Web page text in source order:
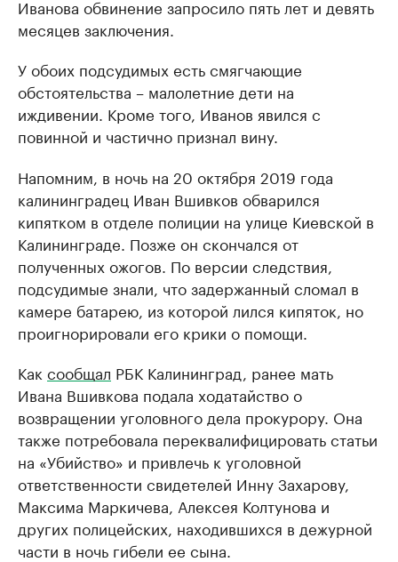
Иванова обвинение запросило пять лет и девять
месяцев заключения.
У обоих подсудимых есть смягчающие
обстоятельства – малолетние дети на
иждивении. Кроме того, Иванов явился с
повинной и частично признал вину.
Напомним, в ночь на 20 октября 2019 года
калининградец Иван Вшивков обварился
кипятком в отделе полиции на улице Киевской в
Калининграде. Позже он скончался от
полученных ожогов. По версии следствия,
подсудимые знали, что задержанный сломал в
камере батарею, из которой лился кипяток, но
проигнорировали его крики о помощи.
Как сообщал РБК Калининград, ранее мать
Ивана Вшивкова подала ходатайство о
возвращении уголовного дела прокурору. Она
также потребовала переквалифицировать статьи
на «Убийство» и привлечь к уголовной
ответственности свидетелей Инну Захарову,
Максима Маркичева, Алексея Колтунова и
других полицейских, находившихся в дежурной
части в ночь гибели ее сына.